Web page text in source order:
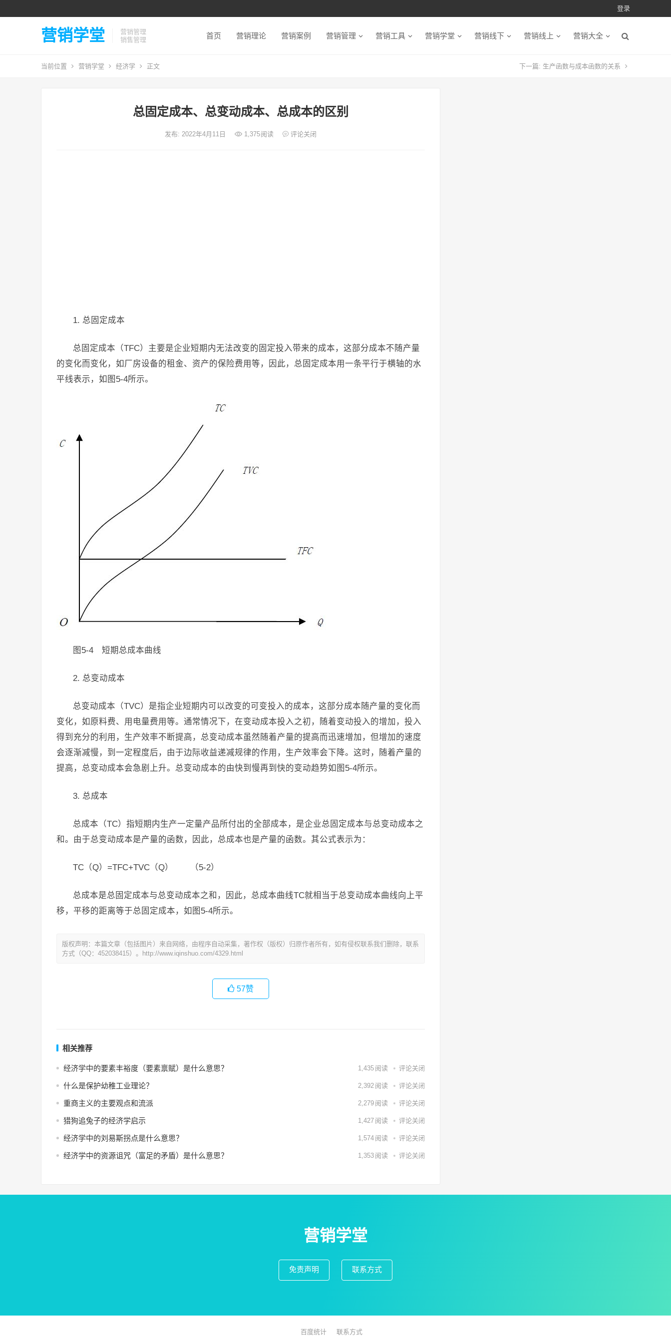
登录
营销学堂
营销管理
销售管理
首页 营销理论 营销案例 营销管理 营销工具 营销学堂 营销线下 营销线上 营销大全
当前位置 营销学堂 经济学 正文 下一篇: 生产函数与成本函数的关系
总固定成本、总变动成本、总成本的区别
发布: 2022年4月11日 1,375阅读 评论关闭
1. 总固定成本
总固定成本（TFC）主要是企业短期内无法改变的固定投入带来的成本，这部分成本不随产量
的变化而变化，如厂房设备的租金、资产的保险费用等，因此，总固定成本用一条平行于横轴的水
平线表示，如图5-4所示。
图5-4 短期总成本曲线
2. 总变动成本
总变动成本（TVC）是指企业短期内可以改变的可变投入的成本，这部分成本随产量的变化而
变化，如原料费、用电量费用等。通常情况下，在变动成本投入之初，随着变动投入的增加，投入
得到充分的利用，生产效率不断提高，总变动成本虽然随着产量的提高而迅速增加，但增加的速度
会逐渐减慢，到一定程度后，由于边际收益递减规律的作用，生产效率会下降。这时，随着产量的
提高，总变动成本会急剧上升。总变动成本的由快到慢再到快的变动趋势如图5-4所示。
3. 总成本
总成本（TC）指短期内生产一定量产品所付出的全部成本，是企业总固定成本与总变动成本之
和。由于总变动成本是产量的函数，因此，总成本也是产量的函数。其公式表示为：
TC（Q）=TFC+TVC（Q） （5-2）
总成本是总固定成本与总变动成本之和，因此，总成本曲线TC就相当于总变动成本曲线向上平
移，平移的距离等于总固定成本，如图5-4所示。
版权声明：本篇文章（包括图片）来自网络，由程序自动采集，著作权（版权）归原作者所有，如有侵权联系我们删除，联系
方式（QQ：452038415）。http://www.iqinshuo.com/4329.html
57赞
相关推荐
经济学中的要素丰裕度（要素禀赋）是什么意思？ 1,435 阅读 评论关闭
什么是保护幼稚工业理论？ 2,392 阅读 评论关闭
重商主义的主要观点和流派 2,279 阅读 评论关闭
猎狗追兔子的经济学启示 1,427 阅读 评论关闭
经济学中的刘易斯拐点是什么意思？ 1,574 阅读 评论关闭
经济学中的资源诅咒（富足的矛盾）是什么意思？ 1,353 阅读 评论关闭
营销学堂
免责声明 联系方式
百度统计 联系方式